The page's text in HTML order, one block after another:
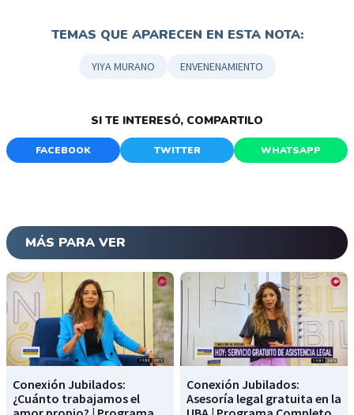
TEMAS QUE APARECEN EN ESTA NOTA:
YIYA MURANO ENVENENAMIENTO
SI TE INTERESÓ, COMPARTILO
FACEBOOK TWITTER WHATSAPP
MÁS PARA VER
Conexión Jubilados:
¿Cuánto trabajamos el
Conexión Jubilados:
Asesoría legal gratuita en la